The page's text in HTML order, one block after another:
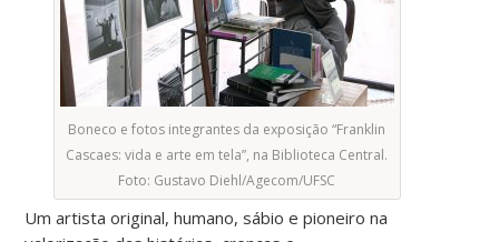
Boneco e fotos integrantes da exposição “Franklin
Cascaes: vida e arte em tela”, na Biblioteca Central.
Foto: Gustavo Diehl/Agecom/UFSC
Um artista original, humano, sábio e pioneiro na